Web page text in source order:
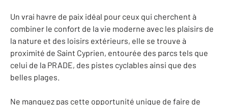
Un vrai havre de paix idéal pour ceux qui cherchent à
combiner le confort de la vie moderne avec les plaisirs de
la nature et des loisirs extérieurs, elle se trouve à
proximité de Saint Cyprien, entourée des parcs tels que
celui de la PRADE, des pistes cyclables ainsi que des
belles plages.
Ne manquez pas cette opportunité unique de faire de